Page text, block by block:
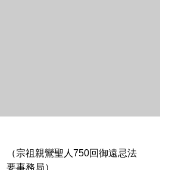
（宗祖親鸞聖人750回御遠忌法
要事務局）